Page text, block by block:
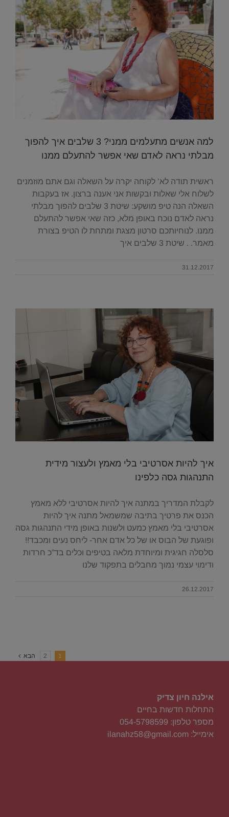
למה אנשים מתעלמים ממני? 3 שלבים איך להפוך
מבלתי נראה לאדם שאי אפשר להתעלם ממנו
ראשית תודה לא’ לקוחה יקרה על השאלה וגם אתם מוזמנים
לשלוח אלי שאלות ובקשות אני אענה ברצון. אז בעקבות
השאלה הנה טיפ מושקע: שיטת 3 שלבים להפוך מבלתי
נראה לאדם נוכח באופן מלא, כזה שאי אפשר להתעלם
ממנו. לנוחיותכם סרטון מצגת ומתחת לו הטיפ בצורת
מאמר. . שיטת 3 שלבים איך
31.12.2017
איך להיות אסרטיבי בלי מאמץ ולעצור מידית
התנהגות גסה כלפינו
לקבלת המדריך במתנה איך להיות אסרטיבי ללא מאמץ
הכנס את פרטיך בתיבה שמשמאל מתנה איך להיות
אסרטיבי בלי מאמץ כמעט ולשנות באופן מידי התנהגות גסה
ופוגעת של הבוס או של כל אדם אחר- ליחס נעים ומכבד!!
סלסלה חגיגית ומיוחדת מלאה בטיפים וכלים בד”כ חרדות
ודימוי עצמי נמוך מחבלים בתפקוד שלנו
26.12.2017
1
2 הבא
אילנה חיון צדיק
התחלות חדשות בחיים
מספר טלפון: 054-5798599
אימייל: ilanahz58@gmail.com